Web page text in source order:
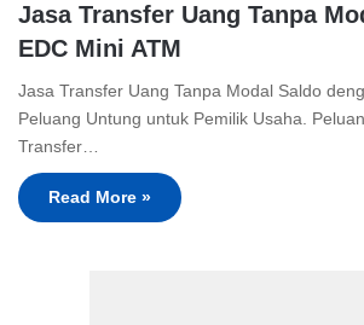
Jasa Transfer Uang Tanpa
EDC Mini ATM
Jasa Transfer Uang Tanpa Modal Saldo
Peluang Untung untuk Pemilik Usaha.
Transfer…
Read More »